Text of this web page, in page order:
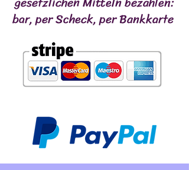
bar, per Scheck, per Bankkarte